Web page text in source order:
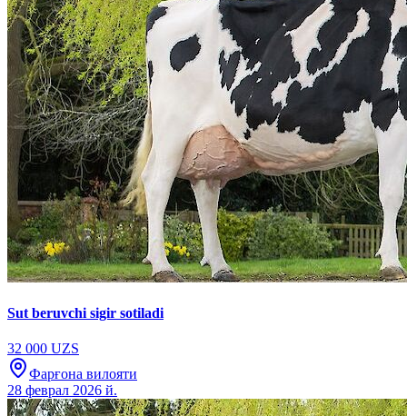
Sut beruvchi sigir sotiladi
32 000 UZS
Фарғона вилояти
28 феврал 2026 й.